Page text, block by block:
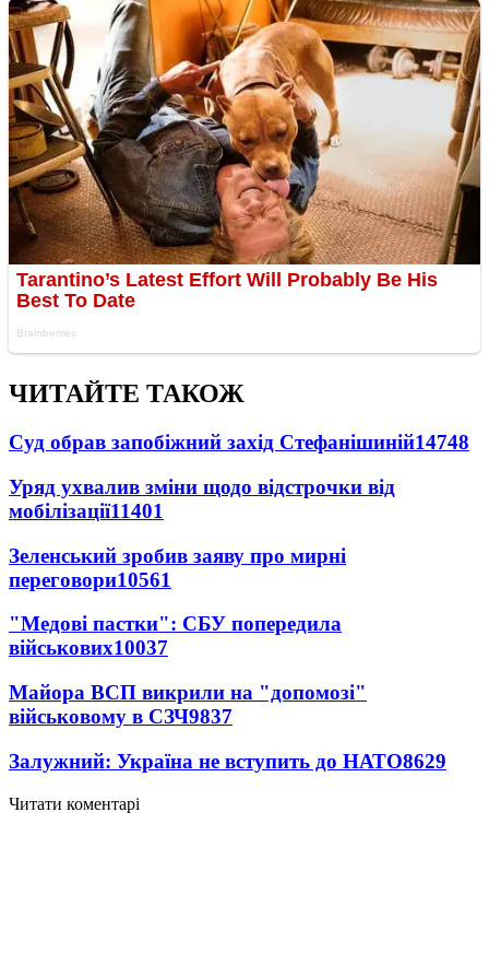
ЧИТАЙТЕ ТАКОЖ
Суд обрав запобіжний захід Стефанішиній14748
Уряд ухвалив зміни щодо відстрочки від
мобілізації11401
Зеленський зробив заяву про мирні
переговори10561
"Медові пастки": СБУ попередила
військових10037
Майора ВСП викрили на "допомозі"
військовому в СЗЧ9837
Залужний: Україна не вступить до НАТО8629
Читати коментарі